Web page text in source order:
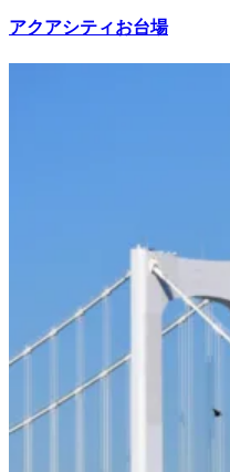
アクアシティお台場